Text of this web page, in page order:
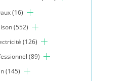
(16)
(552)
(126)
(89)
(145)